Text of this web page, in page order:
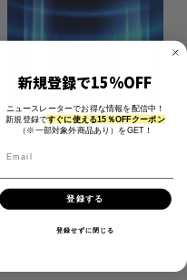
ー
ル
価
格
HOTO HPWM X6のバッテ
リー
BRIGHT DIY
新規登録で15%OFF
ニュースレーターでお得な情報を配信中！
新規登録ですぐに使える15％OFFクーポン
（※一部対象外商品あり）をGET！
登録する
登録せずに閉じる